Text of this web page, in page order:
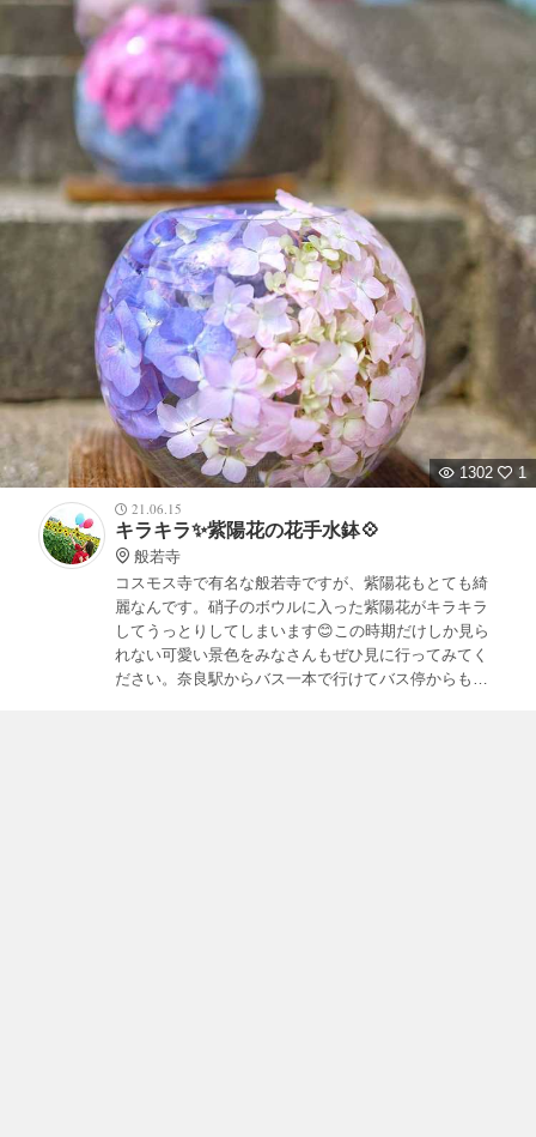
1302
1
21.06.15
キラキラ✨紫陽花の花手水鉢💠
般若寺
コスモス寺で有名な般若寺ですが、紫陽花もとても綺
麗なんです。硝子のボウルに入った紫陽花がキラキラ
してうっとりしてしまいます😊この時期だけしか見ら
れない可愛い景色をみなさんもぜひ見に行ってみてく
ださい。奈良駅からバス一本で行けてバス停からもす